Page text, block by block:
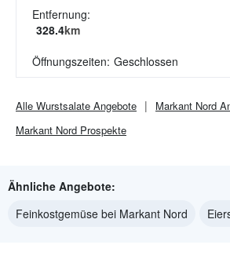
Entfernung:
328.4km
Öffnungszeiten: Geschlossen
Alle Wurstsalate Angebote Markant Nord
Markant Nord Prospekte
Ähnliche Angebote:
Feinkostgemüse bei Markant Nord